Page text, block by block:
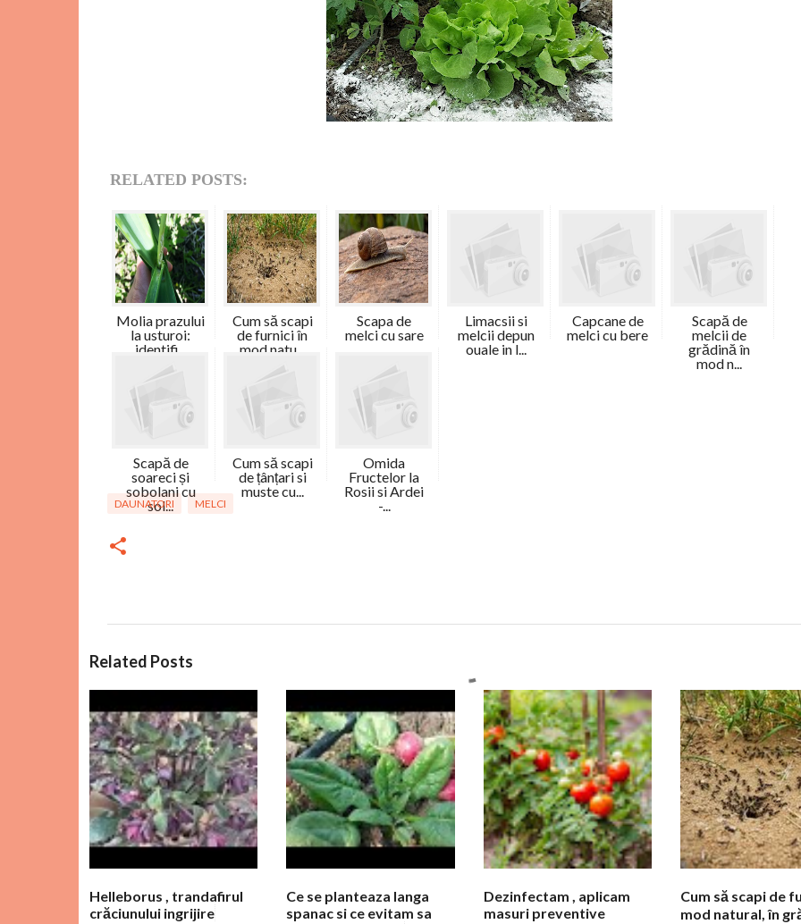
RELATED POSTS:
Molia prazului
la usturoi:
identifi...
Cum să scapi
de furnici în
mod natu...
Scapa de
melci cu sare
Limacsii si
melcii depun
ouale in l...
Capcane de
melci cu bere
Scapă de
melcii de
grădină în
mod n...
Scapă de
soareci și
sobolani cu
sol...
Cum să scapi
de țânțari si
muste cu...
Omida
Fructelor la
Rosii si Ardei
-...
DAUNATORI MELCI
Related Posts
Helleborus , trandafirul
crăciunului ingrijire
Ce se planteaza langa
spanac si ce evitam sa
Dezinfectam , aplicam
masuri preventive
Cum să scapi de
mod natural, în
C
e
n
t
a
i